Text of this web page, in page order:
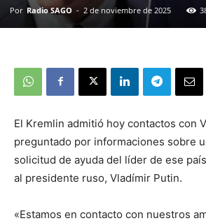
Por Radio SAGO - 2 de noviembre de 2025
El Kremlin admitió hoy contactos con
preguntado por informaciones sobre
solicitud de ayuda del líder de ese
al presidente ruso, Vladímir Putin.
«Estamos en contacto con nuestros